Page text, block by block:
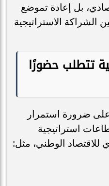
بل إعادة تموضع
الشراكة الاستراتيجية
تتطلب حضورًا
ضرورة استمرار
استراتيجية
للاقتصاد الوطني، مثل: